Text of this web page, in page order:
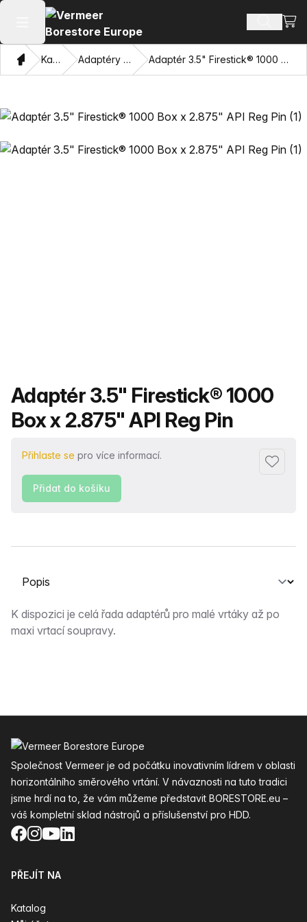
Otevřít hlavní menu Hledat
DomovKatalog Adaptéry a závitníky Adaptér 3.5" Firestick® 1000 Box x 2.875" API Reg Pin
Název produktu
Adaptér 3.5" Firestick® 1000
Box x 2.875" API Reg Pin
Přihlaste se pro více informací.
Přidat
Přidat do košíku
Vyberte kartu
Popis
K dispozici je celá řada adaptérů pro malé vrtáky až po
maxi vrtací soupravy.
Společnost Vermeer je od počátku inovativním lídrem v oblasti
horizontálního směrového vrtání. V návaznosti na tuto tradici
jsme hrdí na to, že vám můžeme představit BORESTORE.eu –
váš kompletní sklad nástrojů a příslušenství pro HDD.
Facebook
Instagram
YouTube
LinkedIn
PŘEJÍT NA
Katalog